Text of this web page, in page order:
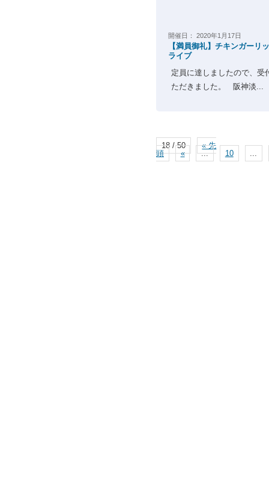
開催日： 2020年1月17日
【満員御礼】チキンガーリ
ライブ
定員に達しましたので、受
ただきました。 阪神淡...
18 / 50
« 先
頭
« ... 10 ...